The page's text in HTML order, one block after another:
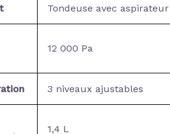
Tondeuse avec aspirateur
12 000 Pa
3 niveaux ajustables
1,4 L